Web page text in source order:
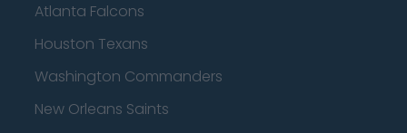
Atlanta Falcons
Houston Texans
Washington Commanders
New Orleans Saints